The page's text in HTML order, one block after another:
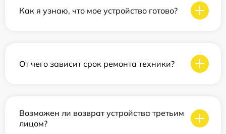
Как я узнаю, что мое устройство готово?
От чего зависит срок ремонта техники?
Возможен ли возврат устройства третьим
лицом?